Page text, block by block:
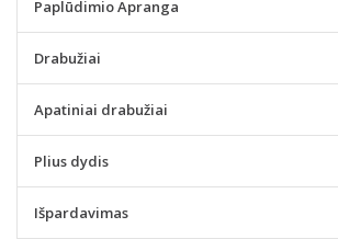
Paplūdimio Apranga
Drabužiai
Apatiniai drabužiai
Plius dydis
Išpardavimas